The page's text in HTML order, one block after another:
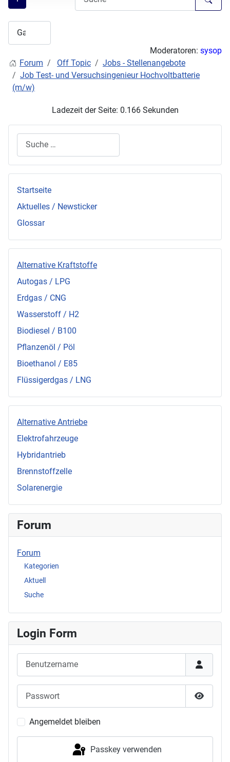
Moderatoren: sysop
Forum
Off Topic
Jobs - Stellenangebote
Job Test- und Versuchsingenieur Hochvoltbatterie
(m/w)
Ladezeit der Seite: 0.166 Sekunden
Startseite
Aktuelles / Newsticker
Glossar
Alternative Kraftstoffe
Autogas / LPG
Erdgas / CNG
Wasserstoff / H2
Biodiesel / B100
Pflanzenöl / Pöl
Bioethanol / E85
Flüssigerdgas / LNG
Alternative Antriebe
Elektrofahrzeuge
Hybridantrieb
Brennstoffzelle
Solarenergie
Forum
Forum
Kategorien
Aktuell
Suche
Login Form
Benutzername
Angemeldet bleiben
Passkey verwenden